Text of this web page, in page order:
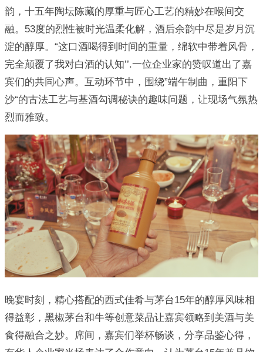
韵，十五年陶坛陈藏的厚重与匠心工艺的精妙在喉间交
融。53度的烈性被时光温柔化解，酒后余韵中尽是岁月沉
淀的醇厚。“这口酒喝得到时间的重量，绵软中带着风骨，
完全颠覆了我对白酒的认知’’.一位企业家的赞叹道出了嘉
宾们的共同心声。互动环节中，围绕”端午制曲，重阳下
沙“的古法工艺与基酒勾调秘诀的趣味问题，让现场气氛热
烈而雅致。
晚宴时刻，精心搭配的西式佳肴与茅台15年的醇厚风味相
得益彰，黑椒茅台和牛等创意菜品让嘉宾领略到美酒与美
食得融合之妙。席间，嘉宾们举杯畅谈，分享品鉴心得，